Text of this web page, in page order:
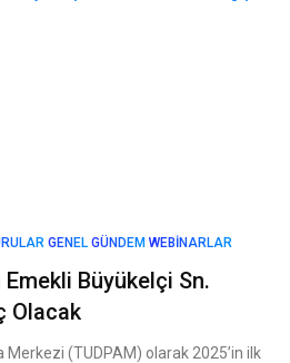
GENEL GÜNDEM WEBINARLAR
Emekli Büyükelçi Sn.
Olacak
Merkezi (TUDPAM) olarak 2025’in ilk